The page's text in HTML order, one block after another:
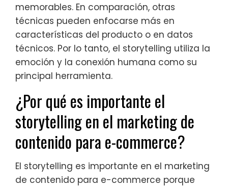
memorables. En comparación, otras
técnicas pueden enfocarse más en
características del producto o en datos
técnicos. Por lo tanto, el storytelling utiliza la
emoción y la conexión humana como su
principal herramienta.
¿Por qué es importante el
storytelling en el marketing de
contenido para e-commerce?
El storytelling es importante en el marketing
de contenido para e-commerce porque